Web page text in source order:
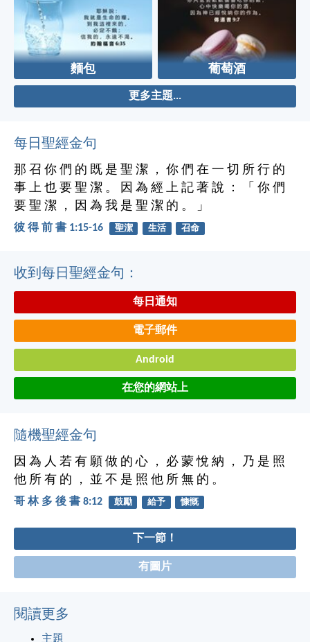
麵包 葡萄酒
更多主題...
每日聖經金句
那 召 你 們 的 既 是 聖 潔 ， 你 們 在 一 切 所 行 的
事 上 也 要 聖 潔 。 因 為 經 上 記 著 說 ： 「 你 們
要 聖 潔 ， 因 為 我 是 聖 潔 的 。 」
彼 得 前 書 1:15-16 聖潔 生活 召命
收到每日聖經金句：
每日通知
電子郵件
Android
在您的網站上
隨機聖經金句
因 為 人 若 有 願 做 的 心 ， 必 蒙 悅 納 ， 乃 是 照
他 所 有 的 ， 並 不 是 照 他 所 無 的 。
哥 林 多 後 書 8:12 鼓勵 給予 慷慨
下一節！
有圖片
閱讀更多
主題